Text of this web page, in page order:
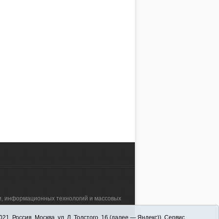
информационных технологий и массовых
Россия, Москва, ул. Л. Толстого, 16 (далее — Яндекс)). Сервис